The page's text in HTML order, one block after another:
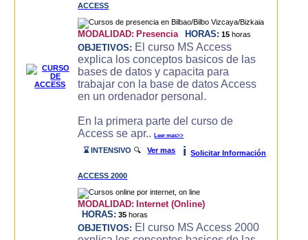
ACCESS
MODALIDAD: Presencia HORAS: 15 horas
OBJETIVOS: El curso MS Access
explica los conceptos basicos de las
bases de datos y capacita para
trabajar con la base de datos Access
en un ordenador personal.
En la primera parte del curso de
Access se apr..Leer mas>>
⌛ INTENSIVO 🔍Ver mas i Solicitar Información
ACCESS 2000
MODALIDAD: Internet (Online)
HORAS: 35 horas
OBJETIVOS: El curso MS Access 2000